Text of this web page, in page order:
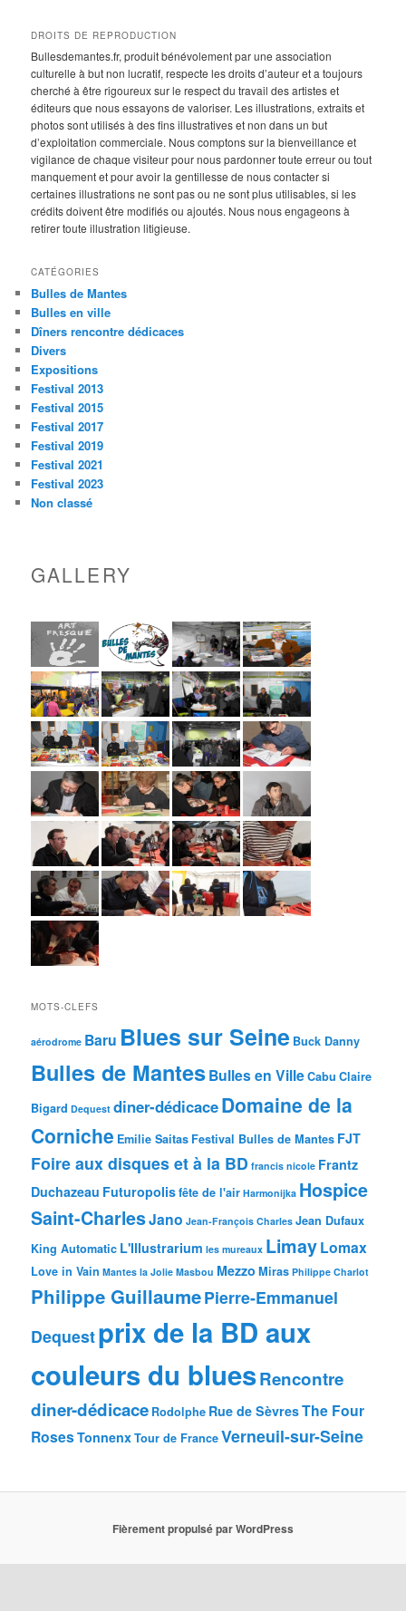
DROITS DE REPRODUCTION
Bullesdemantes.fr, produit bénévolement par une association
culturelle à but non lucratif, respecte les droits d’auteur et a toujours
cherché à être rigoureux sur le respect du travail des artistes et
éditeurs que nous essayons de valoriser. Les illustrations, extraits et
photos sont utilisés à des fins illustratives et non dans un but
d’exploitation commerciale. Nous comptons sur la bienveillance et
vigilance de chaque visiteur pour nous pardonner toute erreur ou tout
manquement et pour avoir la gentillesse de nous contacter si
certaines illustrations ne sont pas ou ne sont plus utilisables, si les
crédits doivent être modifiés ou ajoutés. Nous nous engageons à
retirer toute illustration litigieuse.
CATÉGORIES
Bulles de Mantes
Bulles en ville
Dîners rencontre dédicaces
Divers
Expositions
Festival 2013
Festival 2015
Festival 2017
Festival 2019
Festival 2021
Festival 2023
Non classé
GALLERY
MOTS-CLEFS
aérodrome Baru Blues sur Seine Buck Danny
Bulles de MantesBulles en VilleCabu Claire
Bigard Dequest diner-dédicaceDomaine de la
Corniche Emilie Saitas Festival Bulles de Mantes FJT
Foire aux disques et à la BD francis nicole Frantz
Duchazeau Futuropolisfête de l'air Harmonijka Hospice
Saint-CharlesJano Jean-François Charles Jean Dufaux
King Automatic L'Illustrarium les mureaux LimayLomax
Love in Vain Mantes la Jolie Masbou Mezzo Miras Philippe Charlot
Philippe GuillaumePierre-Emmanuel
Dequestprix de la BD aux
couleurs du bluesRencontre
diner-dédicace Rodolphe Rue de SèvresThe Four
RosesTonnenxTour de FranceVerneuil-sur-Seine
Fièrement propulsé par WordPress